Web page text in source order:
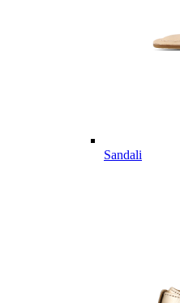
Sandali